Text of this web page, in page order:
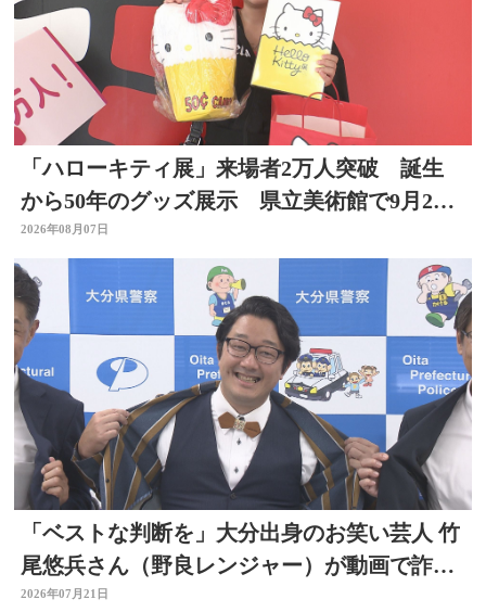
「ハローキティ展」来場者2万人突破 誕生
から50年のグッズ展示 県立美術館で9月23
日まで
2026年08月07日
「ベストな判断を」大分出身のお笑い芸人 竹
尾悠兵さん（野良レンジャー）が動画で詐欺
被害防止呼びかけ
2026年07月21日